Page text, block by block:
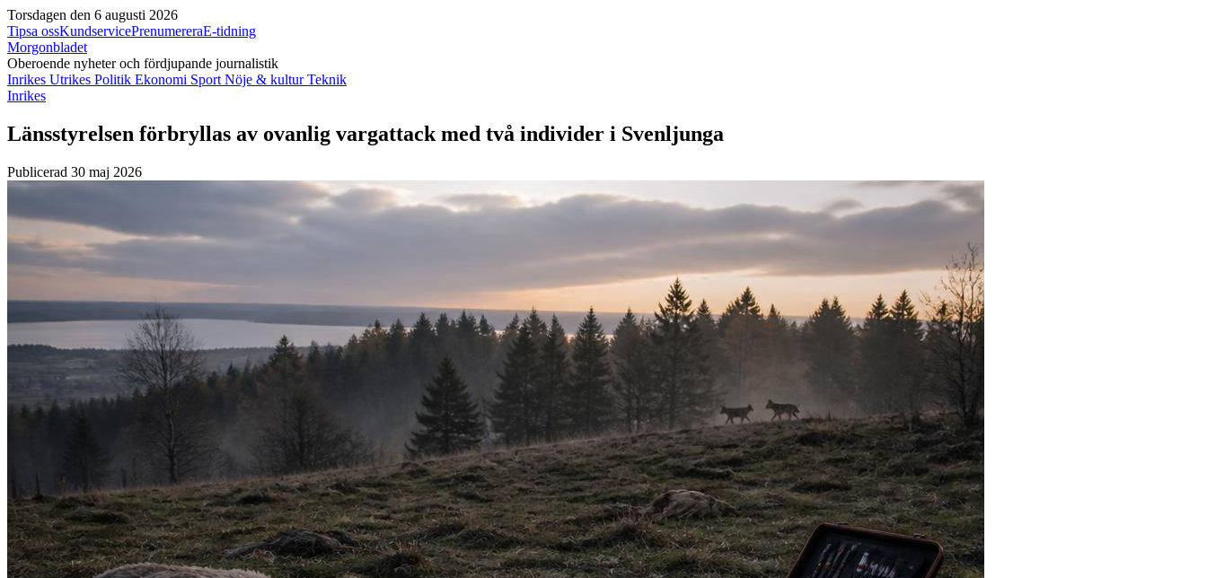
Torsdagen den 6 augusti 2026
Tipsa ossKundservicePrenumereraE-tidning
Morgonbladet
Oberoende nyheter och fördjupande journalistik
Inrikes Utrikes Politik Ekonomi Sport Nöje & kulturTeknik
Inrikes
Länsstyrelsen förbryllas av ovanlig vargattack med två individer i Svenljunga
Publicerad 30 maj 2026